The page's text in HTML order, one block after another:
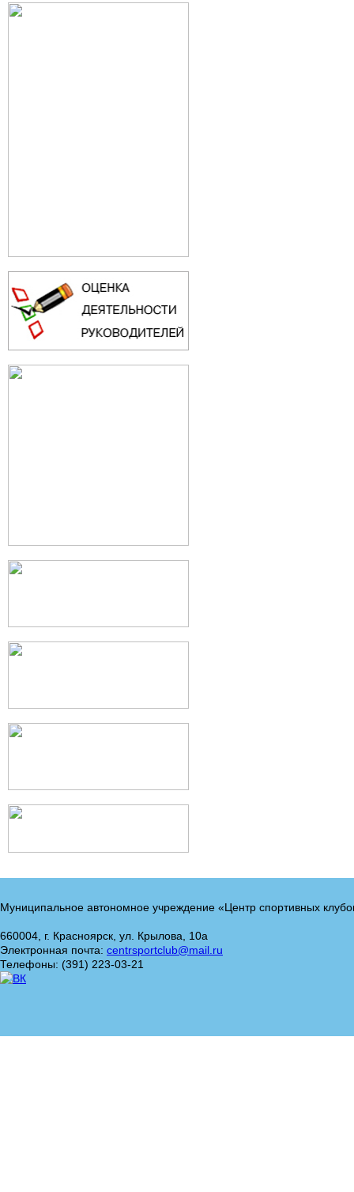
Муниципальное автономное учреждение «Центр спортивных
660004, г. Красноярск, ул. Крылова, 10а
Электронная почта: centrsportclub@mail.ru
Телефоны: (391) 223-03-21